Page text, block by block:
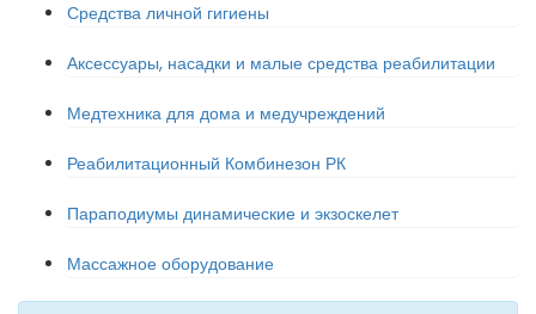
Средства личной гигиены
Аксессуары, насадки и малые средства реабилитации
Медтехника для дома и медучреждений
Реабилитационный Комбинезон РК
Параподиумы динамические и экзоскелет
Массажное оборудование